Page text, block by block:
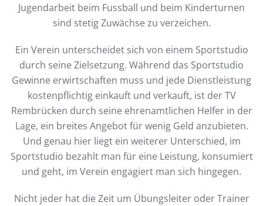
Jugendarbeit beim Fussball und beim Kinderturnen
sind stetig Zuwächse zu verzeichen.
Ein Verein unterscheidet sich von einem Sportstudio
durch seine Zielsetzung. Während das Sportstudio
Gewinne erwirtschaften muss und jede Dienstleistung
kostenpflichtig einkauft und verkauft, ist der TV
Rembrücken durch seine ehrenamtlichen Helfer in der
Lage, ein breites Angebot für wenig Geld anzubieten.
Und genau hier liegt ein weiterer Unterschied, im
Sportstudio bezahlt man für eine Leistung, konsumiert
und geht, im Verein engagiert man sich hingegen.
Nicht jeder hat die Zeit um Übungsleiter oder Trainer